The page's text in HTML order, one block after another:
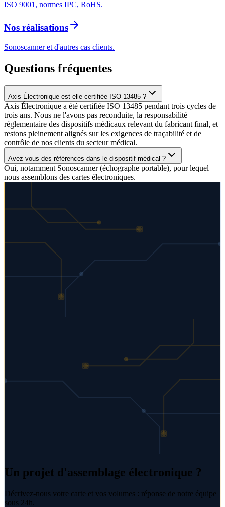
ISO 9001, normes IPC, RoHS.
Nos réalisations
Sonoscanner et d'autres cas clients.
Questions fréquentes
Axis Électronique est-elle certifiée ISO 13485 ?
Axis Électronique a été certifiée ISO 13485 pendant trois cycles de
trois ans. Nous ne l'avons pas reconduite, la responsabilité
réglementaire des dispositifs médicaux relevant du fabricant final, et
restons pleinement alignés sur les exigences de traçabilité et de
contrôle de nos clients du secteur médical.
Avez-vous des références dans le dispositif médical ?
Oui, notamment Sonoscanner (échographe portable), pour lequel
nous assemblons des cartes électroniques.
Un projet d'assemblage électronique ?
Décrivez-nous votre carte et vos volumes : réponse de notre équipe
sous 24h.